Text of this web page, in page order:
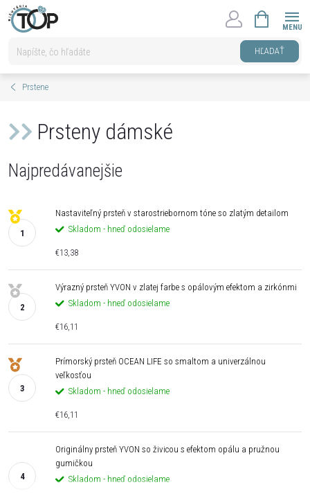
Prejsť
na
HĽADAŤ
KOŠÍK
Prstene
Prsteny dámské
Najpredávanejšie
Nastaviteľný prsteň v starostriebornom tóne so zlatým detailom
Skladom - hneď odosielame
€13,38
Výrazný prsteň YVON v zlatej farbe s opálovým efektom a zirkónmi
Skladom - hneď odosielame
€16,11
Prímorský prsteň OCEAN LIFE so smaltom a univerzálnou
veľkosťou
Skladom - hneď odosielame
€16,11
Originálny prsteň YVON so živicou s efektom opálu a pružnou
gumičkou
Skladom - hneď odosielame